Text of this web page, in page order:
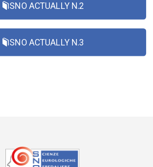
SNO ACTUALLY N.2
SNO ACTUALLY N.3